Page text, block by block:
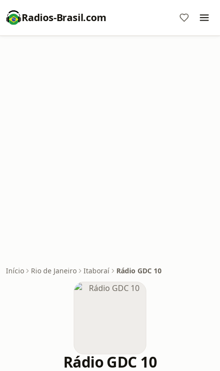
Radios-Brasil.com
Início Rio de Janeiro Itaboraí Rádio GDC 10
Rádio GDC 10